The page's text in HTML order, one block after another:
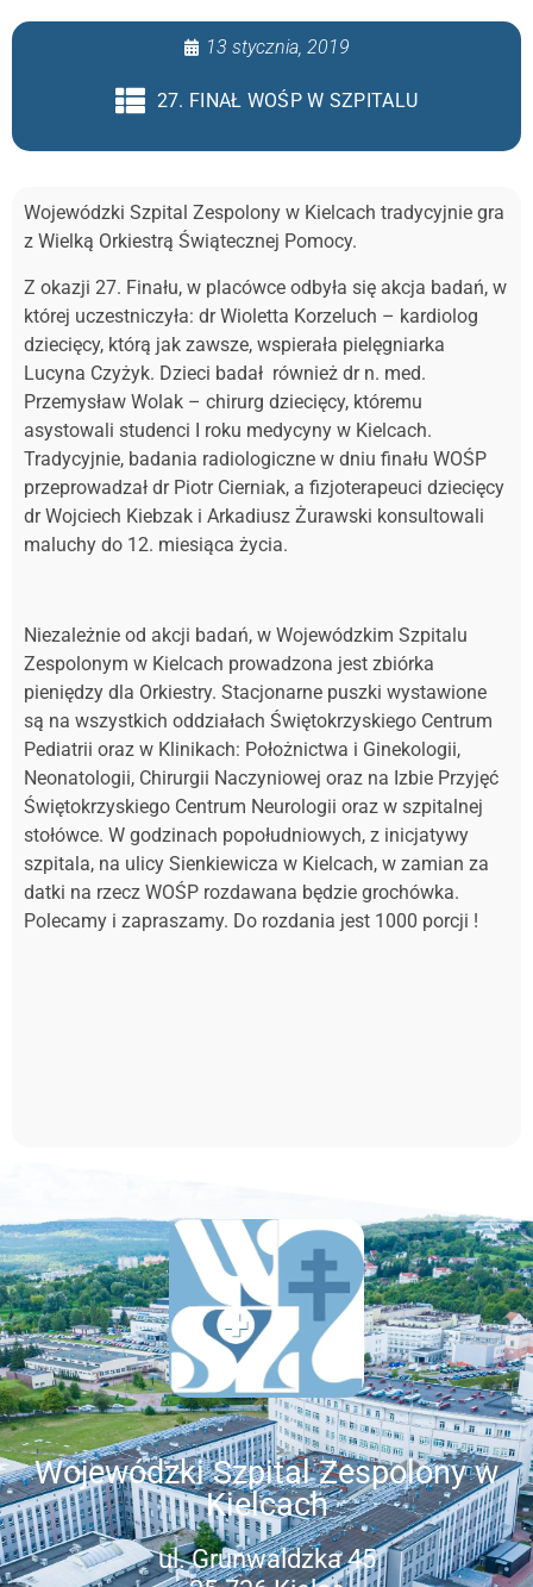
13 stycznia, 2019
27. FINAŁ WOŚP W SZPITALU
Wojewódzki Szpital Zespolony w Kielcach tradycyjnie gra
z Wielką Orkiestrą Świątecznej Pomocy.
Z okazji 27. Finału, w placówce odbyła się akcja badań, w
której uczestniczyła: dr Wioletta Korzeluch – kardiolog
dziecięcy, którą jak zawsze, wspierała pielęgniarka
Lucyna Czyżyk. Dzieci badał również dr n. med.
Przemysław Wolak – chirurg dziecięcy, któremu
asystowali studenci I roku medycyny w Kielcach.
Tradycyjnie, badania radiologiczne w dniu finału WOŚP
przeprowadzał dr Piotr Cierniak, a fizjoterapeuci dziecięcy
dr Wojciech Kiebzak i Arkadiusz Żurawski konsultowali
maluchy do 12. miesiąca życia.
Niezależnie od akcji badań, w Wojewódzkim Szpitalu
Zespolonym w Kielcach prowadzona jest zbiórka
pieniędzy dla Orkiestry. Stacjonarne puszki wystawione
są na wszystkich oddziałach Świętokrzyskiego Centrum
Pediatrii oraz w Klinikach: Położnictwa i Ginekologii,
Neonatologii, Chirurgii Naczyniowej oraz na Izbie Przyjęć
Świętokrzyskiego Centrum Neurologii oraz w szpitalnej
stołówce. W godzinach popołudniowych, z inicjatywy
szpitala, na ulicy Sienkiewicza w Kielcach, w zamian za
datki na rzecz WOŚP rozdawana będzie grochówka.
Polecamy i zapraszamy. Do rozdania jest 1000 porcji !
Wojewódzki Szpital Zespolony w
Kielcach
ul. Grunwaldzka 45